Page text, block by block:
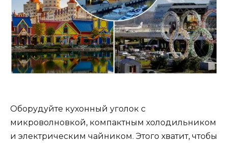
Оборудуйте кухонный уголок с
микроволновкой, компактным холодильником
и электрическим чайником. Этого хватит, чтобы